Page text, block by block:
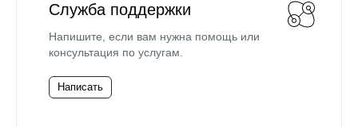
Служба поддержки
Напишите, если вам нужна помощь или
консультация по услугам.
Написать